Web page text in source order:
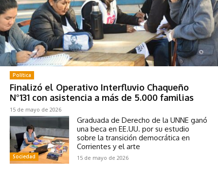
Política
Finalizó el Operativo Interfluvio Chaqueño
N°131 con asistencia a más de 5.000 familias
15 de mayo de 2026
Sociedad
Graduada de Derecho de la UNNE ganó
una beca en EE.UU. por su estudio
sobre la transición democrática en
Corrientes y el arte
15 de mayo de 2026